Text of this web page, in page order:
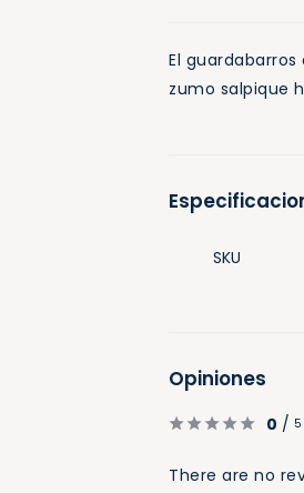
El
zumo salpique
SKU
Opiniones
0 / 5
There are no